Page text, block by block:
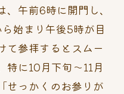
午前6時に開門し、
始まり午後5時が目
て参拝するとスムー
特に10月下旬～11月
せっかくのお参りが